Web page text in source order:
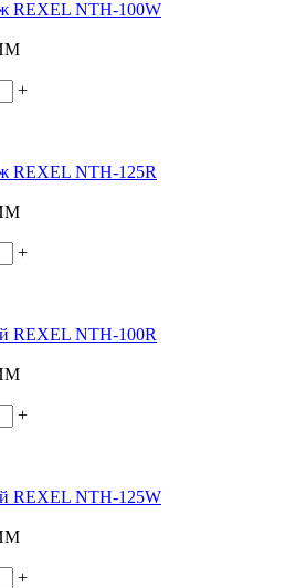
REXEL NTH-100W
+
REXEL NTH-125R
+
REXEL NTH-100R
+
REXEL NTH-125W
+